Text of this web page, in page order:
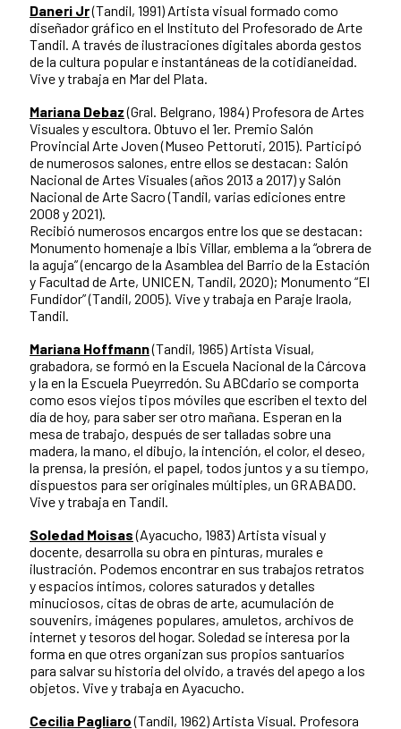
Daneri Jr(Tandil, 1991) Artista visual formado como
diseñador gráfico en el Instituto del Profesorado de Arte
Tandil. A través de ilustraciones digitales aborda gestos
de la cultura popular e instantáneas de la cotidianeidad.
Vive y trabaja en Mar del Plata.
Mariana Debaz(Gral. Belgrano, 1984) Profesora de Artes
Visuales y escultora. Obtuvo el 1er. Premio Salón
Provincial Arte Joven (Museo Pettoruti, 2015). Participó
de numerosos salones, entre ellos se destacan: Salón
Nacional de Artes Visuales (años 2013 a 2017) y Salón
Nacional de Arte Sacro (Tandil, varias ediciones entre
2008 y 2021).
Recibió numerosos encargos entre los que se destacan:
Monumento homenaje a Ibis Villar, emblema a la “obrera de
la aguja” (encargo de la Asamblea del Barrio de la Estación
y Facultad de Arte, UNICEN, Tandil, 2020); Monumento “El
Fundidor” (Tandil, 2005). Vive y trabaja en Paraje Iraola,
Tandil.
Mariana Hoffmann(Tandil, 1965) Artista Visual,
grabadora, se formó en la Escuela Nacional de la Cárcova
y la en la Escuela Pueyrredón. Su ABCdario se comporta
como esos viejos tipos móviles que escriben el texto del
día de hoy, para saber ser otro mañana. Esperan en la
mesa de trabajo, después de ser talladas sobre una
madera, la mano, el dibujo, la intención, el color, el deseo,
la prensa, la presión, el papel, todos juntos y a su tiempo,
dispuestos para ser originales múltiples, un GRABADO.
Vive y trabaja en Tandil.
Soledad Moisas(Ayacucho, 1983) Artista visual y
docente, desarrolla su obra en pinturas, murales e
ilustración. Podemos encontrar en sus trabajos retratos
y espacios íntimos, colores saturados y detalles
minuciosos, citas de obras de arte, acumulación de
souvenirs, imágenes populares, amuletos, archivos de
internet y tesoros del hogar. Soledad se interesa por la
forma en que otres organizan sus propios santuarios
para salvar su historia del olvido, a través del apego a los
objetos. Vive y trabaja en Ayacucho.
Cecilia Pagliaro(Tandil, 1962) Artista Visual. Profesora